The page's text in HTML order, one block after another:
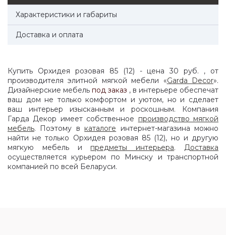
Характеристики и габариты
Доставка и оплата
Купить Орхидея розовая 85 (12) - цена 30 руб. , от
производителя элитной мягкой мебели «Garda Decor».
Дизайнерские мебель под заказ , в интерьере обеспечат
ваш дом не только комфортом и уютом, но и сделает
ваш интерьер изысканным и роскошным. Компания
Гарда Декор имеет собственное производство мягкой
мебель. Поэтому в каталоге интернет-магазина можно
найти не только Орхидея розовая 85 (12), но и другую
мягкую мебель и предметы интерьера. Доставка
осуществляется курьером по Минску и транспортной
компанией по всей Беларуси.